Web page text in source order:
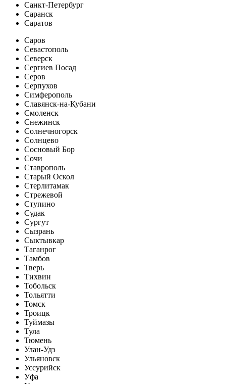
Санкт-Петербург
Саранск
Саратов
Саров
Севастополь
Северск
Сергиев Посад
Серов
Серпухов
Симферополь
Славянск-на-Кубани
Смоленск
Снежинск
Солнечногорск
Солнцево
Сосновый Бор
Сочи
Ставрополь
Старый Оскол
Стерлитамак
Стрежевой
Ступино
Судак
Сургут
Сызрань
Сыктывкар
Таганрог
Тамбов
Тверь
Тихвин
Тобольск
Тольятти
Томск
Троицк
Туймазы
Тула
Тюмень
Улан-Удэ
Ульяновск
Уссурийск
Уфа